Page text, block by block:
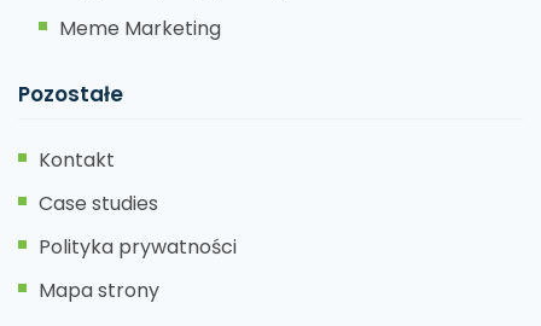
Meme Marketing
Pozostałe
Kontakt
Case studies
Polityka prywatności
Mapa strony